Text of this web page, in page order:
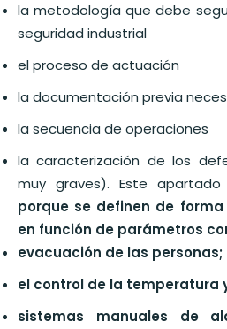
la metodología que debe
seguridad industrial
el proceso de actuación
la documentación previa
la secuencia de operaciones
la caracterización de los
muy graves). Este apartado
porque se definen de
en función de parámetros
evacuación de las personas;
el control de la temperatura
sistemas manuales de